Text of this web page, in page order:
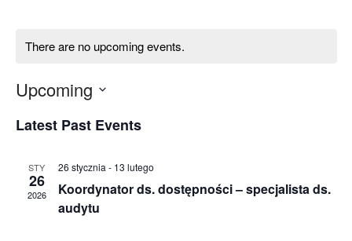
There are no upcoming events.
Upcoming
Latest Past Events
STY
26
2026
26 stycznia - 13 lutego
Koordynator ds. dostępności – specjalista ds.
audytu